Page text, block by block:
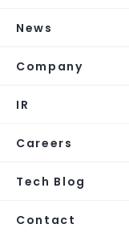
News
Company
IR
Careers
Tech Blog
Contact